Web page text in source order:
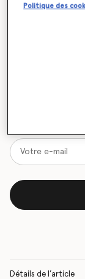
Détails de l’article
Politique des